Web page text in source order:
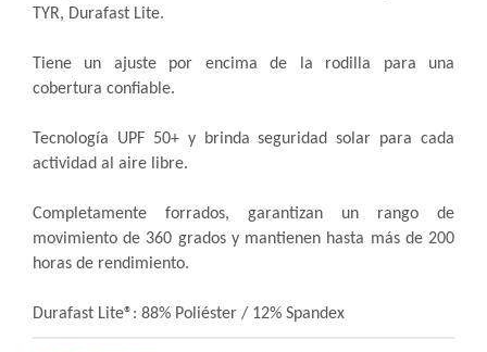
TYR, Durafast Lite.
Tiene un ajuste por encima de la rodilla para una
cobertura confiable.
Tecnología UPF 50+ y brinda seguridad solar para cada
actividad al aire libre.
Completamente forrados, garantizan un rango de
movimiento de 360 ​​grados y mantienen hasta más de 200
horas de rendimiento.
Durafast Lite®: 88% Poliéster / 12% Spandex